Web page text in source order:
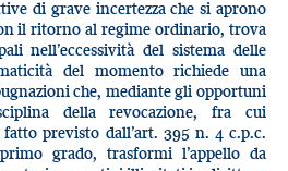
di grave incertezza che si aprono
il ritorno al regime ordinario, trova
nell’eccessività del sistema delle
del momento richiede una
che, mediante gli opportuni
della revocazione, fra cui
fatto previsto dall’art. 395 n. 4 c.p.c.
grado, trasformi l’appello da